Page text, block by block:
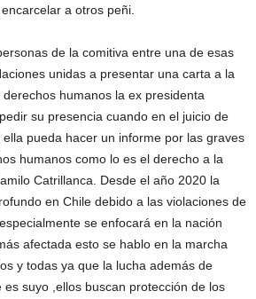
a otros peñi.
de la comitiva entre una de esas
unidas a presentar una carta a la
humanos la ex presidenta
su presencia cuando en el juicio de
pueda hacer un informe por las graves
humanos como lo es el derecho a la
Catrillanca. Desde el año 2020 la
en Chile debido a las violaciones de
se enfocará en la nación
afectada esto se hablo en la marcha
y todas ya que la lucha además de
suyo ,ellos buscan protección de los